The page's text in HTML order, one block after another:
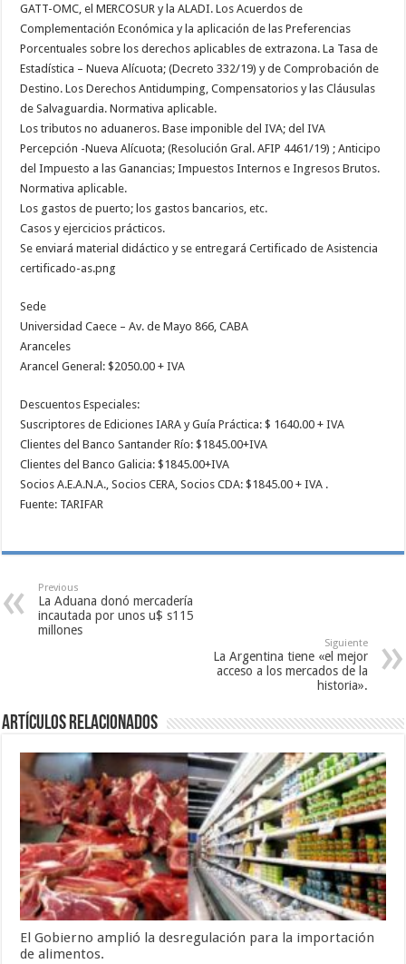
GATT-OMC, el MERCOSUR y la ALADI. Los Acuerdos de
Complementación Económica y la aplicación de las Preferencias
Porcentuales sobre los derechos aplicables de extrazona. La Tasa de
Estadística – Nueva Alícuota; (Decreto 332/19) y de Comprobación de
Destino. Los Derechos Antidumping, Compensatorios y las Cláusulas
de Salvaguardia. Normativa aplicable.
Los tributos no aduaneros. Base imponible del IVA; del IVA
Percepción -Nueva Alícuota; (Resolución Gral. AFIP 4461/19) ; Anticipo
del Impuesto a las Ganancias; Impuestos Internos e Ingresos Brutos.
Normativa aplicable.
Los gastos de puerto; los gastos bancarios, etc.
Casos y ejercicios prácticos.
Se enviará material didáctico y se entregará Certificado de Asistencia
certificado-as.png
Sede
Universidad Caece – Av. de Mayo 866, CABA
Aranceles
Arancel General: $2050.00 + IVA
Descuentos Especiales:
Suscriptores de Ediciones IARA y Guía Práctica: $ 1640.00 + IVA
Clientes del Banco Santander Río: $1845.00+IVA
Clientes del Banco Galicia: $1845.00+IVA
Socios A.E.A.N.A., Socios CERA, Socios CDA: $1845.00 + IVA .
Fuente: TARIFAR
Previous
La Aduana donó mercadería
incautada por unos u$ s115
millones
Siguiente
La Argentina tiene «el mejor
acceso a los mercados de la
historia».
Artículos relacionados
El Gobierno amplió la desregulación para la importación
de alimentos.